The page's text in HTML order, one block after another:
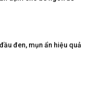
đen, mụn ẩn hiệu quả